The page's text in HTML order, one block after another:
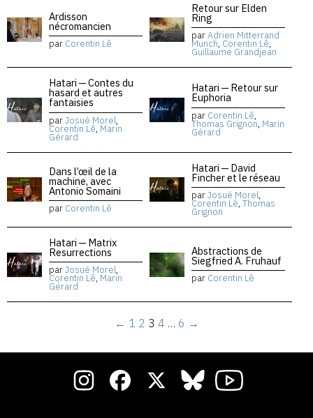
Ardisson
nécromancien
par Corentin Lê
Retour sur Elden
Ring
parAdrien Mitterrand
Munch, Corentin Lê,
Guillaume Grandjean
Hatari — Contes du
hasard et autres
fantaisies
parJosué Morel,
Corentin Lê, Marin
Gérard
Hatari — Retour sur
Euphoria
par Corentin Lê,
Thomas Grignon, Marin
Gérard
Dans l’œil de la
machine, avec
Antonio Somaini
par Corentin Lê
Hatari — David
Fincher et le réseau
parJosué Morel,
Corentin Lê, Thomas
Grignon
Hatari — Matrix
Resurrections
parJosué Morel,
Corentin Lê, Marin
Gérard
Abstractions de
Siegfried A. Fruhauf
par Corentin Lê
← 1 2 3 4 … 6 →